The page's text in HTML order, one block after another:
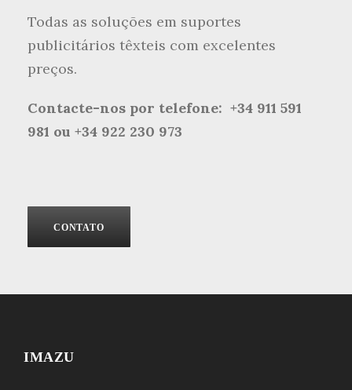
Todas as soluções em suportes
publicitários têxteis com excelentes
preços.
Contacte-nos por telefone: +34 911 591
981 ou +34 922 230 973
CONTATO
IMAZU